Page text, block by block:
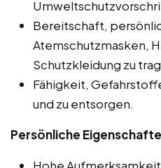
Bereitschaft,
Atemschutzmasken,
Schutzkleidung zu
Fähigkeit,
und zu entsorgen.
Persönliche
Hohe